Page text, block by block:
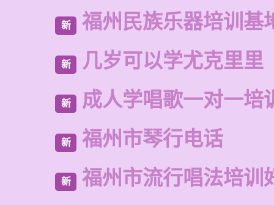
新 福州民族乐器培训基
新 几岁可以学尤克里里
新 成人学唱歌一对一培
新 福州市琴行电话
新 福州市流行唱法培训